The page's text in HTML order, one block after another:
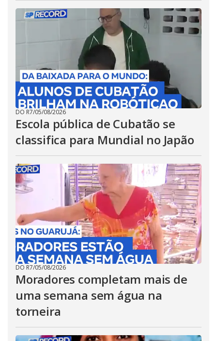
DO R7/05/08/2026
Escola pública de Cubatão se
classifica para Mundial no Japão
DO R7/05/08/2026
Moradores completam mais de
uma semana sem água na
torneira